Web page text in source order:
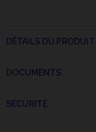
DÉTAILS DU PRODUIT
DOCUMENTS
SÉCURITÉ